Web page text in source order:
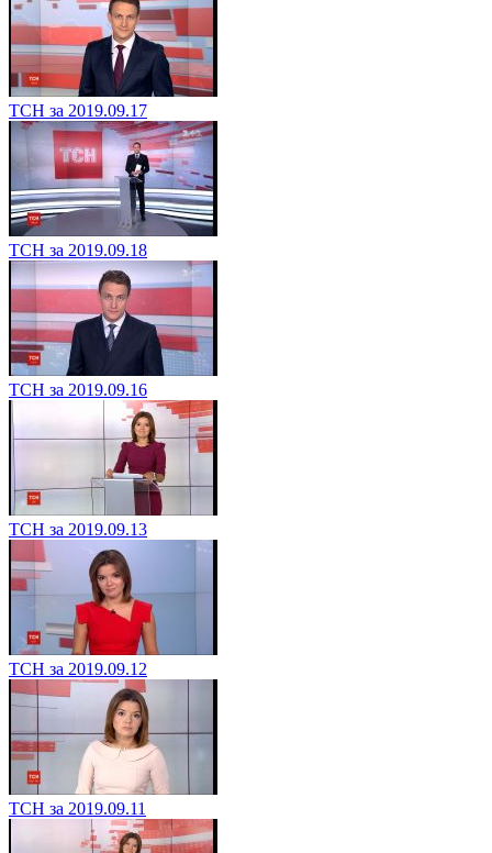
ТСН за 2019.09.17
ТСН за 2019.09.18
ТСН за 2019.09.16
ТСН за 2019.09.13
ТСН за 2019.09.12
ТСН за 2019.09.11